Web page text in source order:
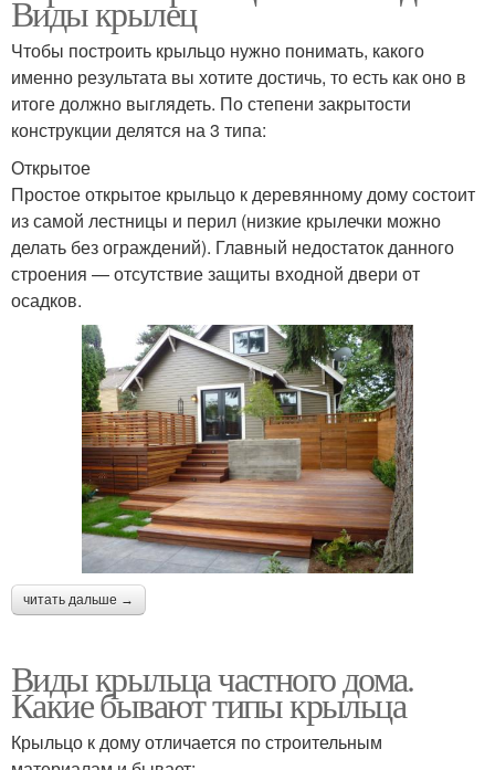
Виды крылец
Чтобы построить крыльцо нужно понимать, какого
именно результата вы хотите достичь, то есть как оно в
итоге должно выглядеть. По степени закрытости
конструкции делятся на 3 типа:
Открытое
Простое открытое крыльцо к деревянному дому состоит
из самой лестницы и перил (низкие крылечки можно
делать без ограждений). Главный недостаток данного
строения — отсутствие защиты входной двери от
осадков.
читать дальше →
Виды крыльца частного дома.
Какие бывают типы крыльца
Крыльцо к дому отличается по строительным